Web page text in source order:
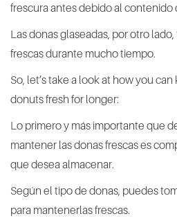
frescura antes debido al contenido
Las donas glaseadas, por otro
frescas durante mucho tiempo.
So, let’s take a look at how you
donuts fresh for longer:
Lo primero y más importante que
mantener las donas frescas es
que desea almacenar.
Según el tipo de donas, puedes
para mantenerlas frescas.